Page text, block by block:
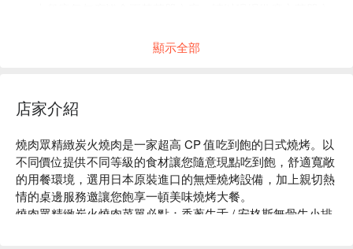
顯示全部
店家介紹
燒肉眾精緻炭火燒肉是一家超高 CP 值吃到飽的日式燒烤。以
不同價位提供不同等級的食材讓您隨意現點吃到飽，舒適寬敞
的用餐環境，選用日本原裝進口的無煙燒烤設備，加上親切熱
情的桌邊服務邀讓您飽享一頓美味燒烤大餐。
燒肉眾精緻炭火燒肉菜單必點：香蔥牛舌 / 安格斯無骨牛小排